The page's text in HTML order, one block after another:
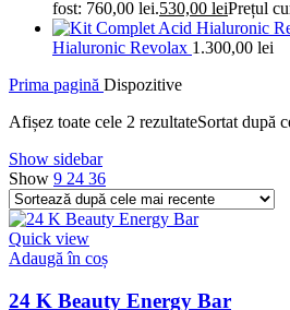
fost: 760,00 lei.530,00 leiPrețul
Hialuronic Revolax 1.300,00 lei
Prima pagină Dispozitive
Afișez toate cele 2 rezultateSortat după
Show sidebar
Show 9 24 36
Quick view
Adaugă în coș
24 K Beauty Energy Bar